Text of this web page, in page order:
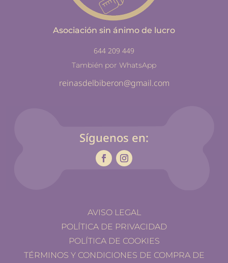
Asociación sin ánimo de lucro
644 209 449
También por WhatsApp
reinasdelbiberon@gmail.com
Síguenos en:
AVISO LEGAL
POLÍTICA DE PRIVACIDAD
POLÍTICA DE COOKIES
TÉRMINOS Y CONDICIONES DE COMPRA DE